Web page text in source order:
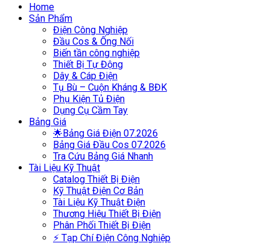
Home
Sản Phẩm
Điện Công Nghiệp
Đầu Cos & Ống Nối
Biến tần công nghiệp
Thiết Bị Tự Động
Dây & Cáp Điện
Tụ Bù – Cuộn Kháng & BĐK
Phụ Kiện Tủ Điện
Dụng Cụ Cầm Tay
Bảng Giá
🌟Bảng Giá Điện 07.2026
Bảng Giá Đầu Cos 07.2026
Tra Cứu Bảng Giá Nhanh
Tài Liệu Kỹ Thuật
Catalog Thiết Bị Điện
Kỹ Thuật Điện Cơ Bản
Tài Liệu Kỹ Thuật Điện
Thương Hiệu Thiết Bị Điện
Phân Phối Thiết Bị Điện
⚡ Tạp Chí Điện Công Nghiệp